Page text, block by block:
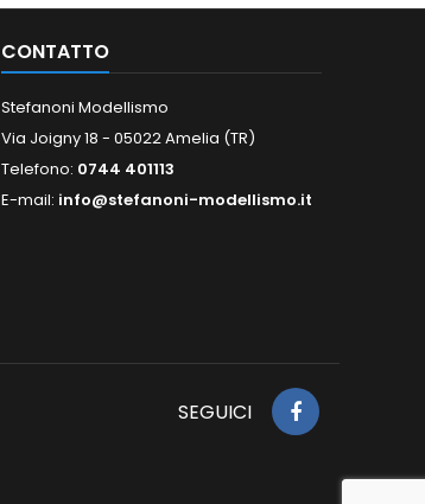
CONTATTO
Stefanoni Modellismo
Via Joigny 18 - 05022 Amelia (TR)
Telefono: 0744 401113
E-mail: info@stefanoni-modellismo.it
SEGUICI